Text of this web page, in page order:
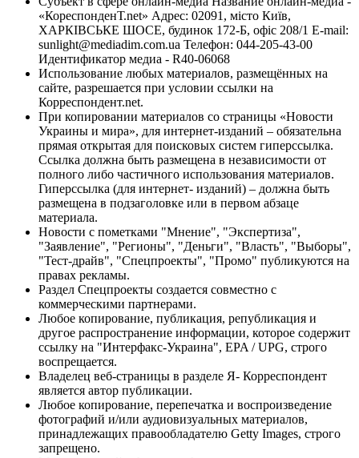
«КореспонденТ.net» Адрес: 02091, місто Київ,
ХАРКІВСЬКЕ ШОСЕ, будинок 172-Б, офіс 208/1 E-mail:
sunlight@mediadim.com.ua Телефон: 044-205-43-00
Идентификатор медиа - R40-06068
Использование любых материалов, размещённых на
сайте, разрешается при условии ссылки на
Корреспондент.net.
При копировании материалов со страницы «Новости
Украины и мира», для интернет-изданий – обязательна
прямая открытая для поисковых систем гиперссылка.
Ссылка должна быть размещена в независимости от
полного либо частичного использования материалов.
Гиперссылка (для интернет- изданий) – должна быть
размещена в подзаголовке или в первом абзаце
материала.
Новости с пометками "Мнение", "Экспертиза",
"Заявление", "Регионы", "Деньги", "Власть", "Выборы",
"Тест-драйв", "Спецпроекты", "Промо" публикуются на
правах рекламы.
Раздел Спецпроекты создается совместно с
коммерческими партнерами.
Любое копирование, публикация, републикация и
другое распространение информации, которое содержит
ссылку на "Интерфакс-Украина", EPA / UPG, строго
воспрещается.
Владелец веб-страницы в разделе Я- Корреспондент
является автор публикации.
Любое копирование, перепечатка и воспроизведение
фотографий и/или аудиовизуальных материалов,
принадлежащих правообладателю Getty Images, строго
запрещено.